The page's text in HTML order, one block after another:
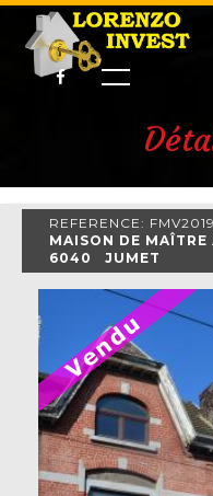
REFERENCE:
MAISON DE MAÎTRE
6040 JUMET